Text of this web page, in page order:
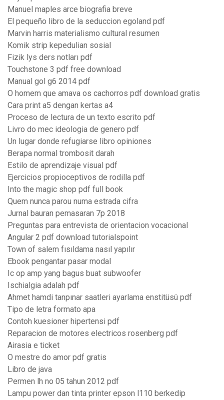
Manuel maples arce biografia breve
El pequeño libro de la seduccion egoland pdf
Marvin harris materialismo cultural resumen
Komik strip kepedulian sosial
Fizik lys ders notları pdf
Touchstone 3 pdf free download
Manual gol g6 2014 pdf
O homem que amava os cachorros pdf download gratis
Cara print a5 dengan kertas a4
Proceso de lectura de un texto escrito pdf
Livro do mec ideologia de genero pdf
Un lugar donde refugiarse libro opiniones
Berapa normal trombosit darah
Estilo de aprendizaje visual pdf
Ejercicios propioceptivos de rodilla pdf
Into the magic shop pdf full book
Quem nunca parou numa estrada cifra
Jurnal bauran pemasaran 7p 2018
Preguntas para entrevista de orientacion vocacional
Angular 2 pdf download tutorialspoint
Town of salem fısıldama nasıl yapılır
Ebook pengantar pasar modal
Ic op amp yang bagus buat subwoofer
Ischialgia adalah pdf
Ahmet hamdi tanpınar saatleri ayarlama enstitüsü pdf
Tipo de letra formato apa
Contoh kuesioner hipertensi pdf
Reparacion de motores electricos rosenberg pdf
Airasia e ticket
O mestre do amor pdf gratis
Libro de java
Permen lh no 05 tahun 2012 pdf
Lampu power dan tinta printer epson l110 berkedip